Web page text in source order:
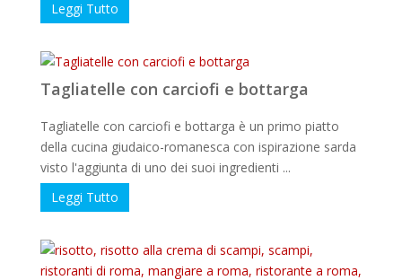
Leggi Tutto
Tagliatelle con carciofi e bottarga
Tagliatelle con carciofi e bottarga è un primo piatto
della cucina giudaico-romanesca con ispirazione sarda
visto l'aggiunta di uno dei suoi ingredienti ...
Leggi Tutto